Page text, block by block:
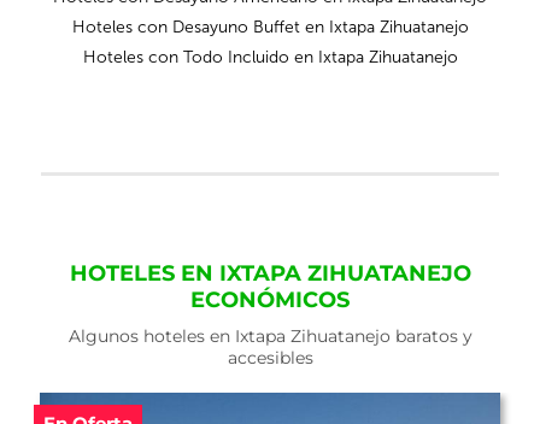
Hoteles con Desayuno Buffet en Ixtapa Zihuatanejo
Hoteles con Todo Incluido en Ixtapa Zihuatanejo
HOTELES EN IXTAPA ZIHUATANEJO
ECONÓMICOS
Algunos hoteles en Ixtapa Zihuatanejo baratos y
accesibles